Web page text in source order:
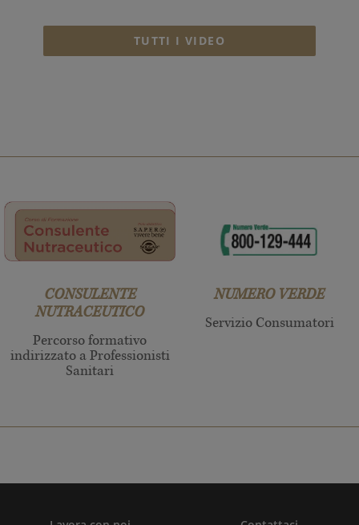
TUTTI I VIDEO
CONSULENTE
NUTRACEUTICO
Percorso formativo
indirizzato a Professionisti
Sanitari
NUMERO VERDE
Servizio Consumatori